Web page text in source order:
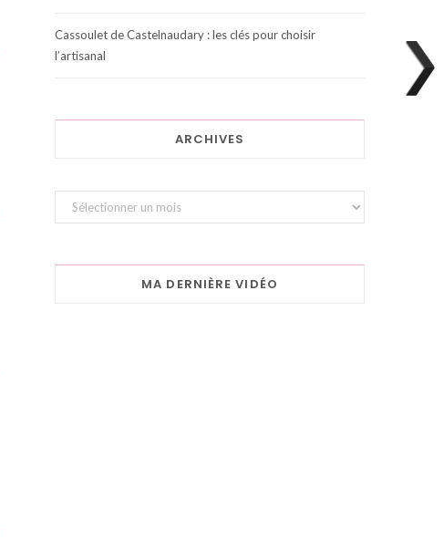
Cassoulet de Castelnaudary : les clés pour choisir
l’artisanal
ARCHIVES
Archives
MA DERNIÈRE VIDÉO